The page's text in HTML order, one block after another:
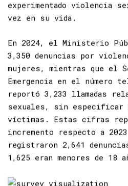
(ENESVMN), de 2023, 24 de
experimentado violencia
En 2024, el Ministerio
3,350 denuncias por
mujeres, mientras que el
Emergencia en el número
reportó 3,233 llamadas
sexuales, sin especificar
víctimas. Estas cifras
incremento respecto a 2023
registraron 2,641